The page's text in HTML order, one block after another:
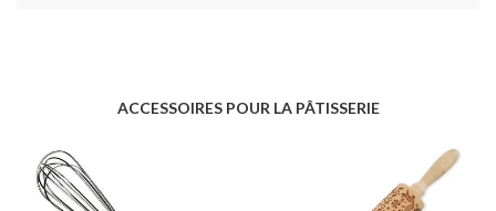
ACCESSOIRES POUR LA PÂTISSERIE